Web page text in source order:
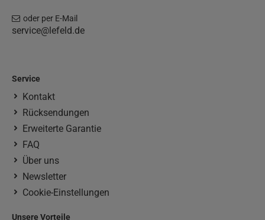
oder per E-Mail
service@lefeld.de
Service
Kontakt
Rücksendungen
Erweiterte Garantie
FAQ
Über uns
Newsletter
Cookie-Einstellungen
Unsere Vorteile